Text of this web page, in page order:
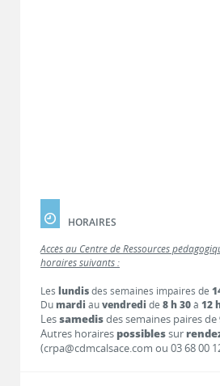
HORAIRES
Accès au Centre de Ressources
horaires suivants :
Les lundisdes semaines impaires de
Dumardi auvendredi de 8 h 30à 12
Lessamedisdes semaines paires de
Autres horaires possiblessur
(crpa@cdmcalsace.com ou 03 68 00